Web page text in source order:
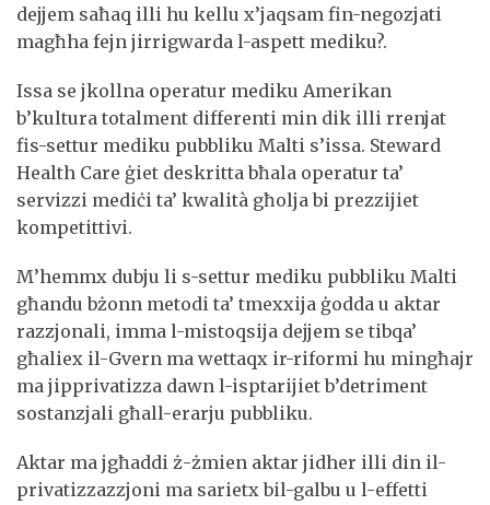
dejjem saħaq illi hu kellu x’jaqsam fin-negozjati
magħha fejn jirrigwarda l-aspett mediku?.
Issa se jkollna operatur mediku Amerikan
b’kultura totalment differenti min dik illi rrenjat
fis-settur mediku pubbliku Malti s’issa. Steward
Health Care ġiet deskritta bħala operatur ta’
servizzi mediċi ta’ kwalità għolja bi prezzijiet
kompetittivi.
M’hemmx dubju li s-settur mediku pubbliku Malti
għandu bżonn metodi ta’ tmexxija ġodda u aktar
razzjonali, imma l-mistoqsija dejjem se tibqa’
għaliex il-Gvern ma wettaqx ir-riformi hu mingħajr
ma jipprivatizza dawn l-isptarijiet b’detriment
sostanzjali għall-erarju pubbliku.
Aktar ma jgħaddi ż-żmien aktar jidher illi din il-
privatizzazzjoni ma sarietx bil-galbu u l-effetti